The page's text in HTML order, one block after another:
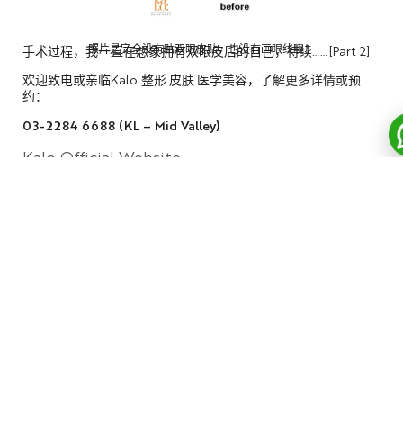
照片是完全没有贴双眼皮贴，也没有画眼线噢！
手术过程，我一直在想象拥有双眼皮后的自己，待续……[Part 2]
欢迎致电或亲临Kalo 整形.皮肤.医学美容，了解更多详情或预
约：
03-2284 6688 (KL – Mid Valley)
Kalo Official Website